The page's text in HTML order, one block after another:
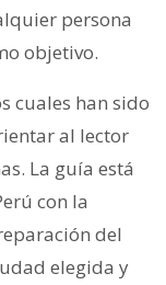
persona
objetivo.
cuales han sido
al lector
La guía está
con la
del
elegida y